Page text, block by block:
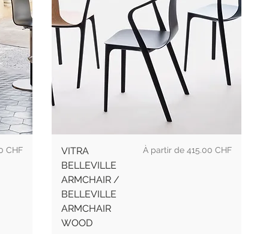
CHF
VITRA
BELLEVILLE
ARMCHAIR /
BELLEVILLE
ARMCHAIR
WOOD
À partir de 415.00 CHF
Prix promotionnel